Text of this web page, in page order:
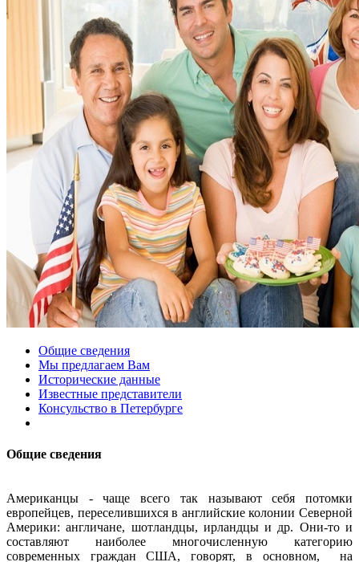
Общие сведения
Мы предлагаем Вам
Исторические данные
Известные представители
Консульство в Петербурге
Общие сведения
Американцы - чаще всего так называют себя потомки
европейцев, переселившихся в английские колонии Северной
Америки: англичане, шотландцы, ирландцы и др. Они-то и
составляют наиболее многочисленную категорию
современных граждан США, говорят, в основном, на